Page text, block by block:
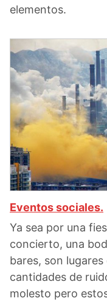
elementos.
Eventos sociales.
Ya sea por una
concierto, una
bares, son
cantidades de
molesto pero